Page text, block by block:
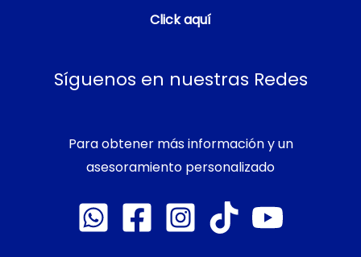
Click aquí
Síguenos en nuestras Redes
Para obtener más información y un
asesoramiento personalizado